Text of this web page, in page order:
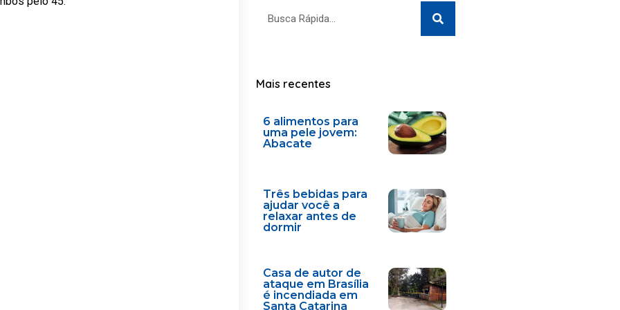
Search
Mais recentes
6 alimentos para
uma pele jovem:
Abacate
Três bebidas para
ajudar você a
relaxar antes de
dormir
Casa de autor de
ataque em Brasília
é incendiada em
Santa Catarina